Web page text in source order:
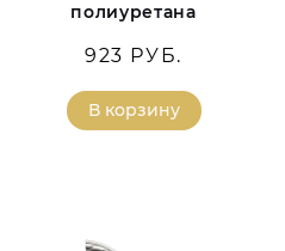
полиуретана
923 РУБ.
В корзину